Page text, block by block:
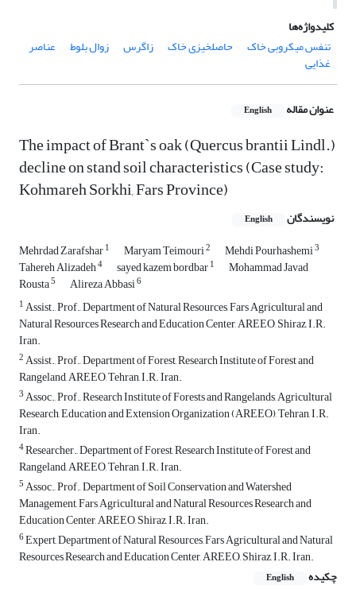
کلیدواژه‌ها
تنفس میکروبی خاک
حاصلخیزی خاک زاگرس زوال بلوط عناصر
غذایی
عنوان مقاله English
The impact of Brant`s oak (Quercus brantii Lindl.)
decline on stand soil characteristics (Case study:
Kohmareh Sorkhi, Fars Province)
نویسندگان English
Mehrdad Zarafshar1 Maryam Teimouri2 Mehdi Pourhashemi3
Tahereh Alizadeh4 sayed kazem bordbar1 Mohammad Javad
Rousta5 Alireza Abbasi6
1Assist., Prof., Department of Natural Resources, Fars Agricultural and
Natural Resources Research and Education Center, AREEO, Shiraz, I.R.
Iran.
2Assist., Prof., Department of Forest, Research Institute of Forest and
Rangeland, AREEO, Tehran, I.R. Iran.
3Assoc., Prof., Research Institute of Forests and Rangelands, Agricultural
Research, Education and Extension Organization (AREEO), Tehran, I.R.
Iran.
4Researcher., Department of Forest, Research Institute of Forest and
Rangeland, AREEO, Tehran, I.R. Iran.
5Assoc., Prof., Department of Soil Conservation and Watershed
Management, Fars Agricultural and Natural Resources Research and
Education Center, AREEO, Shiraz, I.R. Iran.
6Expert, Department of Natural Resources, Fars Agricultural and Natural
Resources Research and Education Center, AREEO, Shiraz, I.R. Iran.
چکیده
English